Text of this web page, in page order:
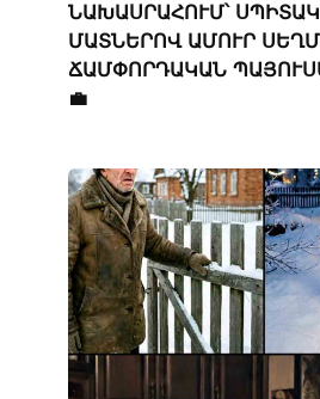
ՆԱԽԱՍՐԱՀՈՒՄ՝
ՄԱՏՆԵՐՈՎ ԱՄՈՒՐ
ՃԱՄՓՈՐԴԱԿԱՆ
💼